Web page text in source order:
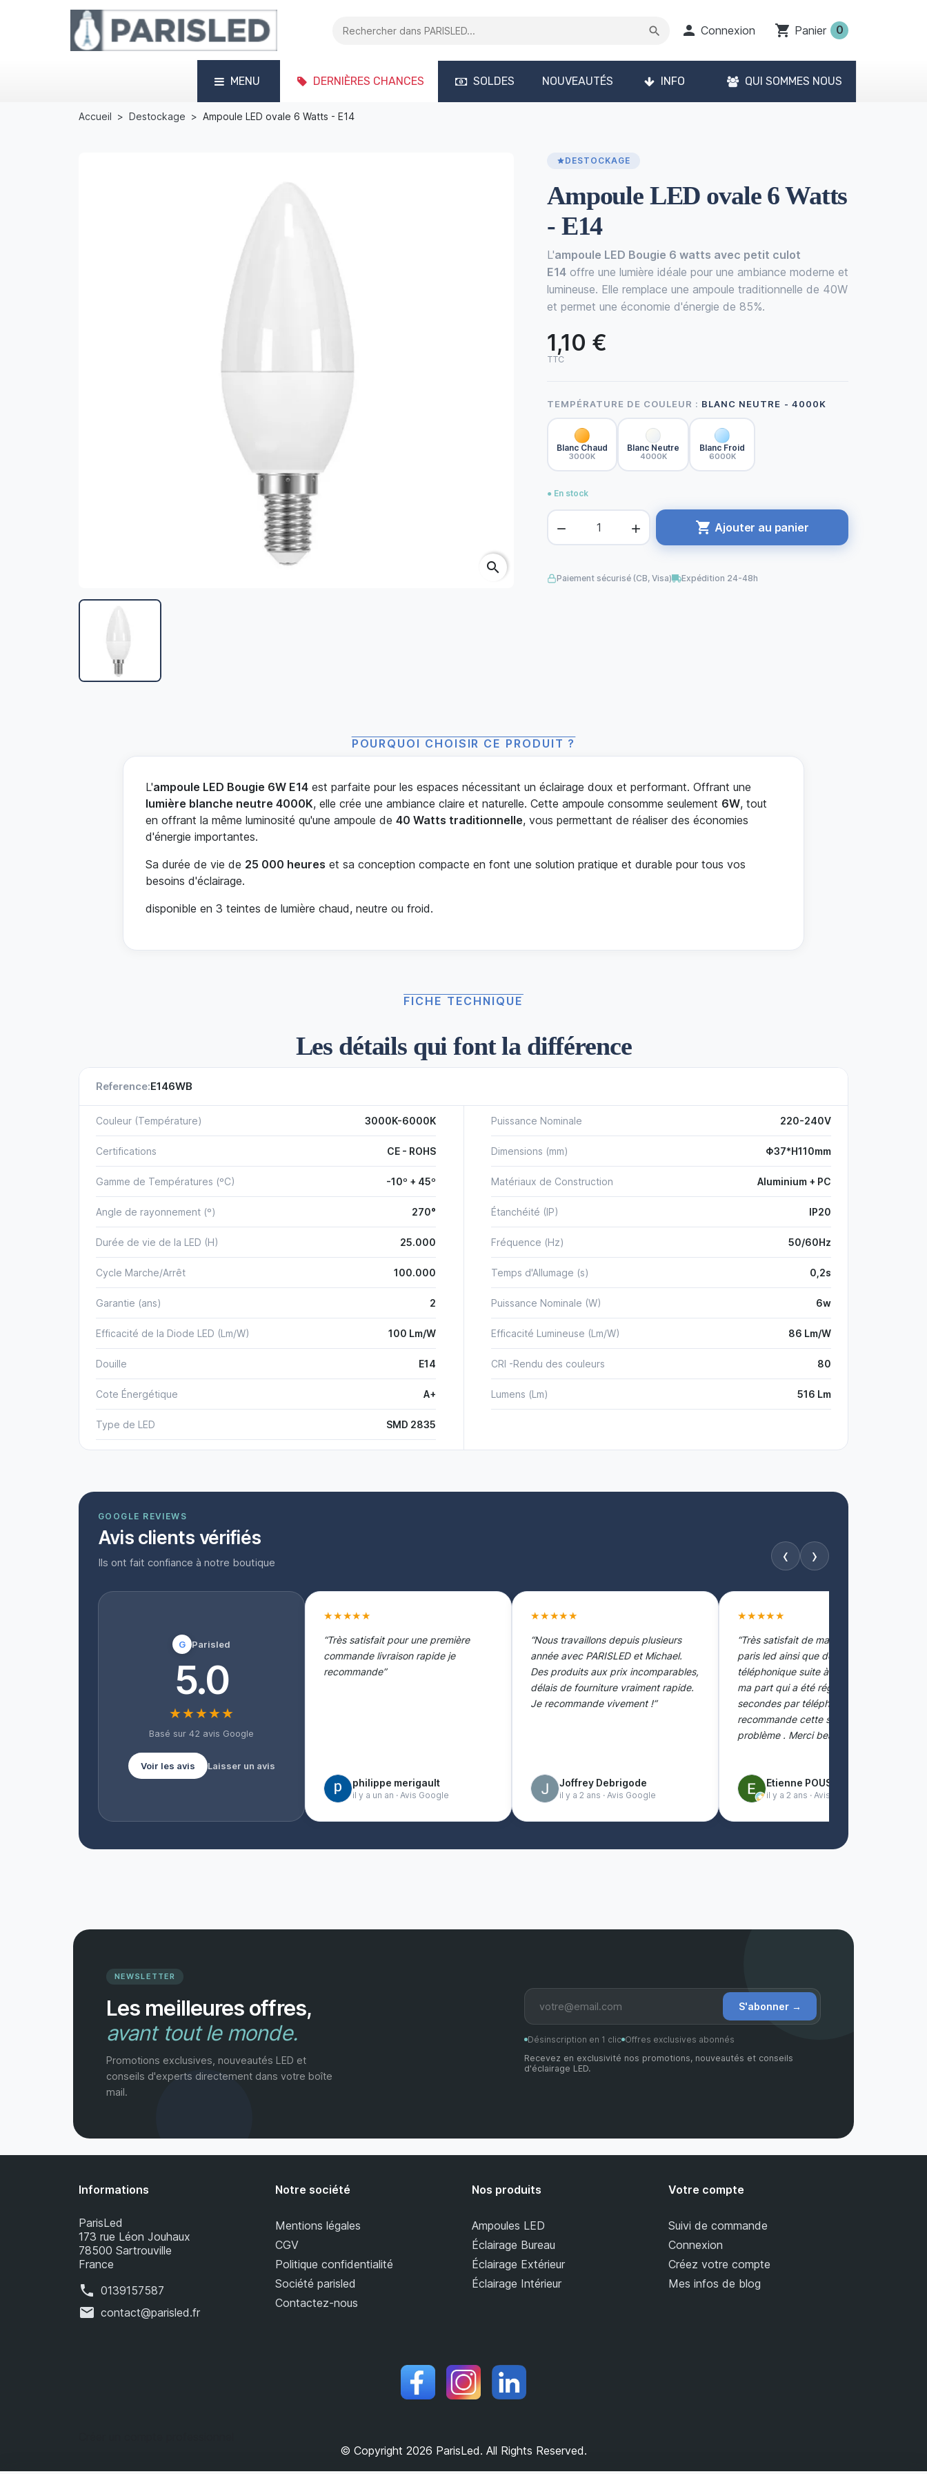
search  Connexion shopping_cart Panier 0
MENU DERNIÈRES CHANCES SOLDES NOUVEAUTÉS INFO QUI SOMMES NOUS
Accueil Destockage Ampoule LED ovale 6 Watts - E14
search
DESTOCKAGE
Ampoule LED ovale 6 Watts
- E14
L'ampoule LED Bougie 6 watts avec petit culot
E14 offre une lumière idéale pour une ambiance moderne et
lumineuse. Elle remplace une ampoule traditionnelle de 40W
et permet une économie d'énergie de 85%.
1,10 €
TTC
TEMPÉRATURE DE COULEUR : BLANC NEUTRE - 4000K
Blanc Chaud
3000K
Blanc Neutre
4000K
Blanc Froid
6000K
● En stock
   Ajouter au panier
Paiement sécurisé (CB, Visa) Expédition 24-48h
POURQUOI CHOISIR CE PRODUIT ?
L'ampoule LED Bougie 6W E14 est parfaite pour les espaces nécessitant un éclairage doux et performant. Offrant une
lumière blanche neutre 4000K, elle crée une ambiance claire et naturelle. Cette ampoule consomme seulement 6W, tout
en offrant la même luminosité qu'une ampoule de 40 Watts traditionnelle, vous permettant de réaliser des économies
d'énergie importantes.
Sa durée de vie de 25 000 heures et sa conception compacte en font une solution pratique et durable pour tous vos
besoins d'éclairage.
disponible en 3 teintes de lumière chaud, neutre ou froid.
FICHE TECHNIQUE
Les détails qui font la différence
Reference:E146WB
Couleur (Température) 3000K-6000K Puissance Nominale 220-240V
Certifications CE - ROHS Dimensions (mm) Φ37*H110mm
Gamme de Températures (ºC) -10º + 45º Matériaux de Construction Aluminium + PC
Angle de rayonnement (º) 270° Étanchéité (IP) IP20
Durée de vie de la LED (H) 25.000 Fréquence (Hz) 50/60Hz
Cycle Marche/Arrêt 100.000 Temps d'Allumage (s) 0,2s
Garantie (ans) 2 Puissance Nominale (W) 6w
Efficacité de la Diode LED (Lm/W) 100 Lm/W Efficacité Lumineuse (Lm/W) 86 Lm/W
Douille E14 CRI -Rendu des couleurs 80
Cote Énergétique A+ Lumens (Lm) 516 Lm
Type de LED SMD 2835
GOOGLE REVIEWS
Avis clients vérifiés
Ils ont fait confiance à notre boutique ‹ ›
G Parisled
5.0
★★★★★
Basé sur 42 avis Google
Voir les avis Laisser un avis
★★★★★
“Très satisfait pour une première
commande livraison rapide je
recommande”
philippe merigault
il y a un an · Avis Google
★★★★★
“Nous travaillons depuis plusieurs
année avec PARISLED et Michael.
Des produits aux prix incomparables,
délais de fourniture vraiment rapide.
Je recommande vivement !”
Joffrey Debrigode
il y a 2 ans · Avis Google
★★★★★
“Très satisfait de ma commande chez
paris led ainsi que de l'accueil
téléphonique suite à une erreur de
ma part qui a été réglée en quelques
secondes par téléphone . Je
recommande cette société sans
problème . Merci beaucoup à vous”
Etienne POUSSET
il y a 2 ans · Avis Google
NEWSLETTER
Les meilleures offres,
avant tout le monde.
Promotions exclusives, nouveautés LED et
conseils d'experts directement dans votre boîte
mail.
S'abonner →
Désinscription en 1 clic Offres exclusives abonnés
Recevez en exclusivité nos promotions, nouveautés et conseils
d'éclairage LED.
Informations
ParisLed
173 rue Léon Jouhaux
78500 Sartrouville
France
phone 0139157587
mail contact@parisled.fr
Notre société
Mentions légales
CGV
Politique confidentialité
Société parisled
Contactez-nous
Nos produits
Ampoules LED
Éclairage Bureau
Éclairage Extérieur
Éclairage Intérieur
Votre compte
Suivi de commande
Connexion
Créez votre compte
Mes infos de blog
© Copyright 2026 ParisLed. All Rights Reserved.